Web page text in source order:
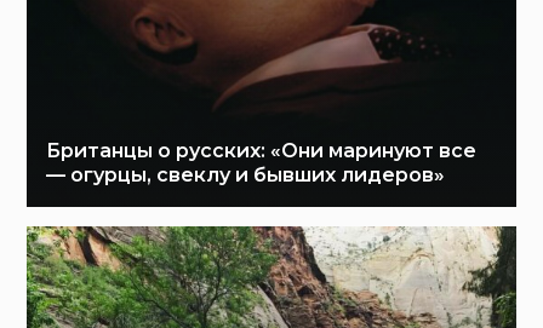
Британцы о русских: «Они маринуют все
— огурцы, свеклу и бывших лидеров»